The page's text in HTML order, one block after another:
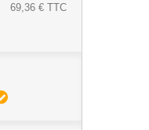
69,36 € TTC